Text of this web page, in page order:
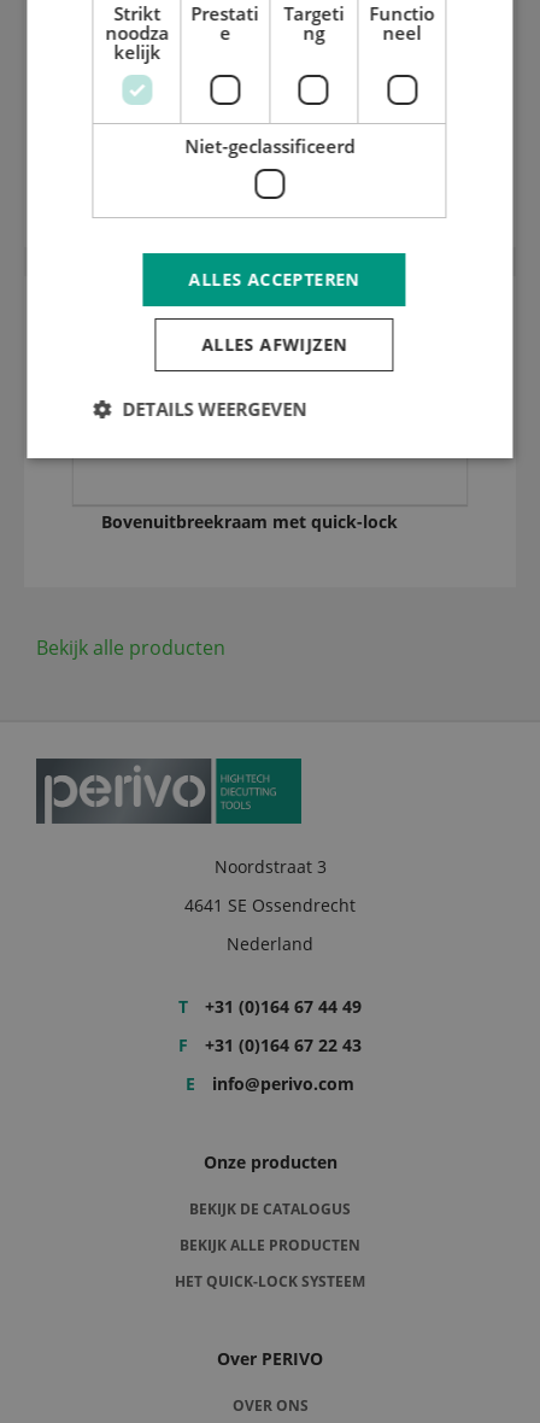
Bobst QL stansraam met fijnafstelling
Bovenuitbreekraam met quick-lock
Bekijk alle producten
Noordstraat 3
4641 SE Ossendrecht
Nederland
T
+31 (0)164 67 44 49
F
+31 (0)164 67 22 43
E
info@perivo.com
Onze producten
BEKIJK DE CATALOGUS
BEKIJK ALLE PRODUCTEN
HET QUICK-LOCK SYSTEEM
Over PERIVO
OVER ONS
Strikt
noodza
kelijk
Prestati
e
Targeti
ng
Functio
neel
Niet-geclassificeerd
ALLES ACCEPTEREN
ALLES AFWIJZEN
DETAILS WEERGEVEN